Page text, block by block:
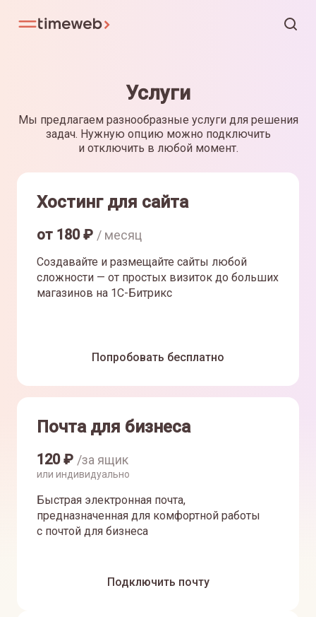
Услуги
Мы предлагаем разнообразные услуги для решения
задач. Нужную опцию можно подключить
и отключить в любой момент.
Хостинг для сайта
от 180₽ / месяц
Создавайте и размещайте сайты любой
сложности — от простых визиток до больших
магазинов на 1С-Битрикс
Попробовать бесплатно
Почта для бизнеса
120₽ /за ящик
или индивидуально
Быстрая электронная почта,
предназначенная для комфортной работы
с почтой для бизнеса
Подключить почту